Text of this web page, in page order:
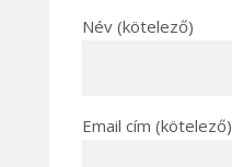
Név (kötelező)
Email cím (kötelező)